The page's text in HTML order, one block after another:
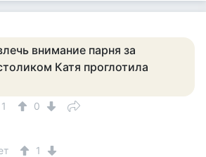
внимание парня за
Катя проглотила
1 0
1